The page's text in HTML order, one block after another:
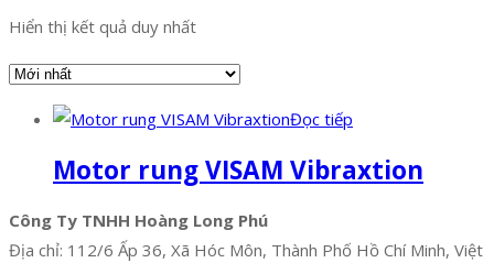
Hiển thị kết quả duy nhất
Đọc tiếp
Motor rung VISAM Vibraxtion
Công Ty TNHH Hoàng Long Phú
Địa chỉ: 112/6 Ấp 36, Xã Hóc Môn, Thành Phố Hồ Chí Minh, Việt